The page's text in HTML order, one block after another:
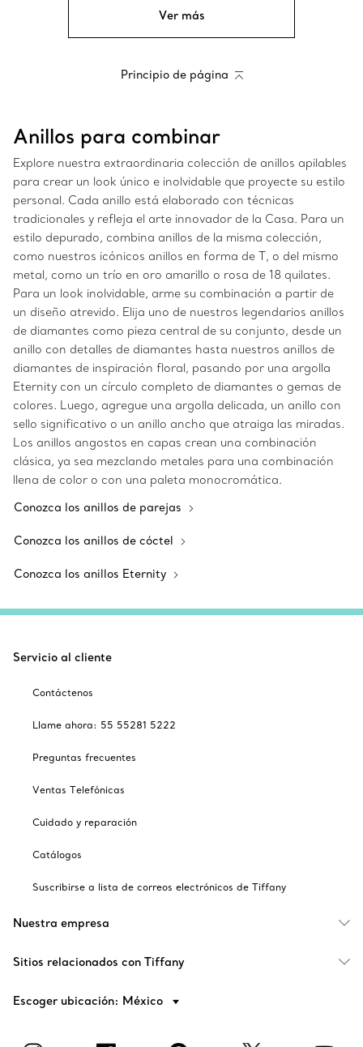
Ver más
Principio de página
Anillos para combinar
Explore nuestra extraordinaria colección de anillos apilables
para crear un look único e inolvidable que proyecte su estilo
personal. Cada anillo está elaborado con técnicas
tradicionales y refleja el arte innovador de la Casa. Para un
estilo depurado, combina anillos de la misma colección,
como nuestros icónicos anillos en forma de T, o del mismo
metal, como un trío en oro amarillo o rosa de 18 quilates.
Para un look inolvidable, arme su combinación a partir de
un diseño atrevido. Elija uno de nuestros legendarios anillos
de diamantes como pieza central de su conjunto, desde un
anillo con detalles de diamantes hasta nuestros anillos de
diamantes de inspiración floral, pasando por una argolla
Eternity con un círculo completo de diamantes o gemas de
colores. Luego, agregue una argolla delicada, un anillo con
sello significativo o un anillo ancho que atraiga las miradas.
Los anillos angostos en capas crean una combinación
clásica, ya sea mezclando metales para una combinación
llena de color o con una paleta monocromática.
Conozca los anillos de parejas
Conozca los anillos de cóctel
Conozca los anillos Eternity
Servicio al cliente
Contáctenos
Llame ahora: 55 55281 5222
Preguntas frecuentes
Ventas Telefónicas
Cuidado y reparación
Catálogos
Suscribirse a lista de correos electrónicos de Tiffany
Nuestra empresa
Sitios relacionados con Tiffany
Escoger ubicación: México